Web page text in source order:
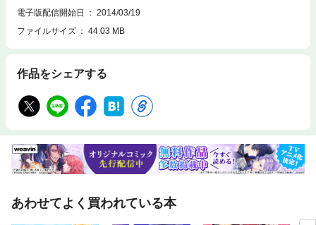
電子版配信開始日
2014/03/19
ファイルサイズ
44.03 MB
作品をシェアする
あわせてよく買われている本